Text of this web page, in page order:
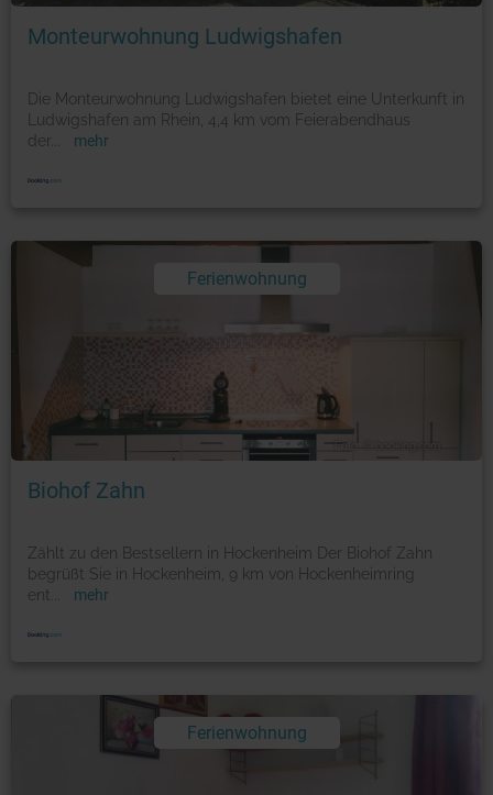
Monteurwohnung Ludwigshafen
Die Monteurwohnung Ludwigshafen bietet eine Unterkunft in
Ludwigshafen am Rhein, 4,4 km vom Feierabendhaus
der
mehr
Ferienwohnung
Foto: © booking.com
Biohof Zahn
Zählt zu den Bestsellern in Hockenheim Der Biohof Zahn
begrüßt Sie in Hockenheim, 9 km von Hockenheimring
ent
mehr
Ferienwohnung